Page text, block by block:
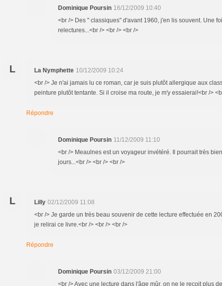
Dominique Poursin 16/12/2009 10:40
<br /> Des " classiques" d'avant 1960, j'en lis souvent. Une
relectures...<br /> <br /> <br />
L La Nymphette 10/12/2009 10:24
<br /> Je n'ai jamais lu ce roman, car je suis plutôt allergique aux
peinture plutôt tentante. Si il croise ma route, je m'y essaierai!<br />
Répondre
Dominique Poursin 11/12/2009 11:10
<br /> Meaulnes est un voyageur invétéré. Il pourrait très
jours...<br /> <br /> <br />
L Lilly 02/12/2009 11:08
<br /> Je garde un très beau souvenir de cette lecture effectuée en
je relirai ce livre.<br /> <br /> <br />
Répondre
Dominique Poursin 03/12/2009 21:00
<br /> Avec une lecture dans l'âge mûr, on ne le reçoit plus